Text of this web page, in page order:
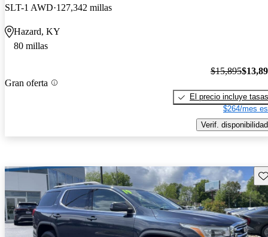
SLT-1 AWD 127,342 millas
Hazard, KY
80 millas
Gran oferta
$15,895
El precio incluye tasas
$264/mes
Verif. disponibilidad